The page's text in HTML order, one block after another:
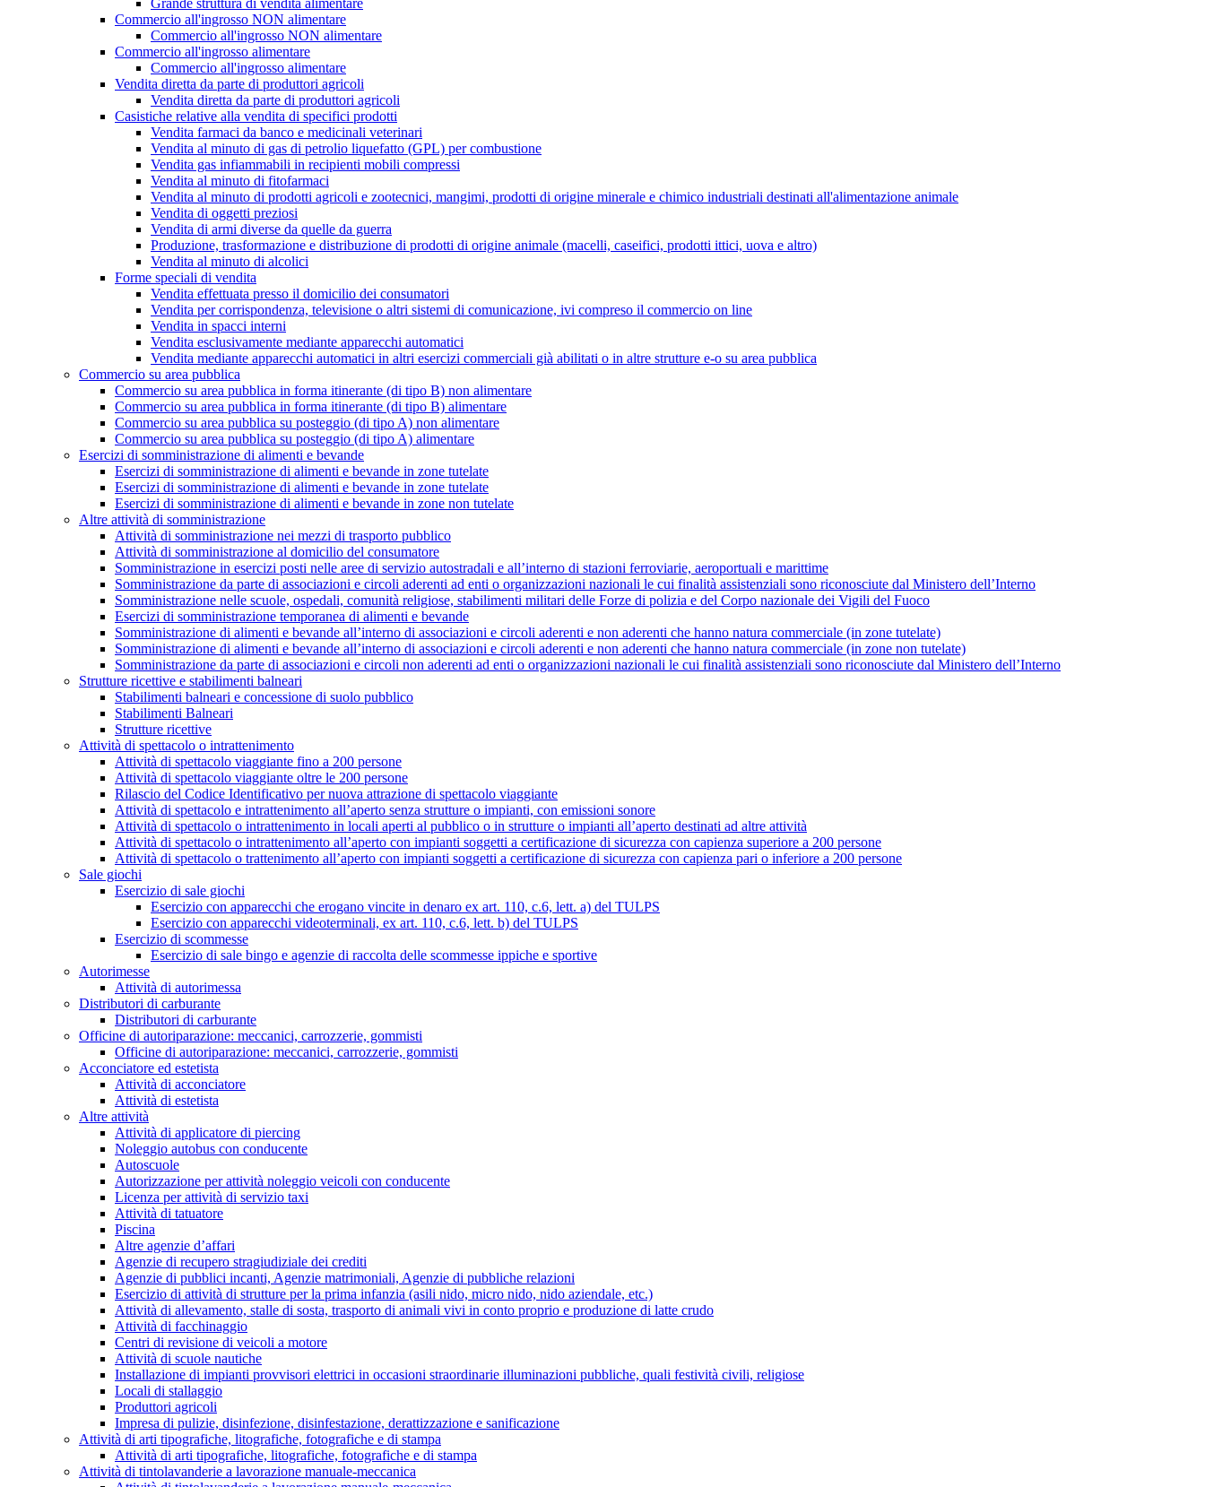
Commercio all'ingrosso NON alimentare
Commercio all'ingrosso NON alimentare
Commercio all'ingrosso alimentare
Commercio all'ingrosso alimentare
Vendita diretta da parte di produttori agricoli
Vendita diretta da parte di produttori agricoli
Casistiche relative alla vendita di specifici prodotti
Vendita farmaci da banco e medicinali veterinari
Vendita al minuto di gas di petrolio liquefatto (GPL) per combustione
Vendita gas infiammabili in recipienti mobili compressi
Vendita al minuto di fitofarmaci
Vendita al minuto di prodotti agricoli e zootecnici, mangimi, prodotti di origine minerale e chimico industriali destinati all'alimentazione animale
Vendita di oggetti preziosi
Vendita di armi diverse da quelle da guerra
Produzione, trasformazione e distribuzione di prodotti di origine animale (macelli, caseifici, prodotti ittici, uova e altro)
Vendita al minuto di alcolici
Forme speciali di vendita
Vendita effettuata presso il domicilio dei consumatori
Vendita per corrispondenza, televisione o altri sistemi di comunicazione, ivi compreso il commercio on line
Vendita in spacci interni
Vendita esclusivamente mediante apparecchi automatici
Vendita mediante apparecchi automatici in altri esercizi commerciali già abilitati o in altre strutture e-o su area pubblica
Commercio su area pubblica
Commercio su area pubblica in forma itinerante (di tipo B) non alimentare
Commercio su area pubblica in forma itinerante (di tipo B) alimentare
Commercio su area pubblica su posteggio (di tipo A) non alimentare
Commercio su area pubblica su posteggio (di tipo A) alimentare
Esercizi di somministrazione di alimenti e bevande
Esercizi di somministrazione di alimenti e bevande in zone tutelate
Esercizi di somministrazione di alimenti e bevande in zone tutelate
Esercizi di somministrazione di alimenti e bevande in zone non tutelate
Altre attività di somministrazione
Attività di somministrazione nei mezzi di trasporto pubblico
Attività di somministrazione al domicilio del consumatore
Somministrazione in esercizi posti nelle aree di servizio autostradali e all’interno di stazioni ferroviarie, aeroportuali e marittime
Somministrazione da parte di associazioni e circoli aderenti ad enti o organizzazioni nazionali le cui finalità assistenziali sono riconosciute dal Ministero dell’Interno
Somministrazione nelle scuole, ospedali, comunità religiose, stabilimenti militari delle Forze di polizia e del Corpo nazionale dei Vigili del Fuoco
Esercizi di somministrazione temporanea di alimenti e bevande
Somministrazione di alimenti e bevande all’interno di associazioni e circoli aderenti e non aderenti che hanno natura commerciale (in zone tutelate)
Somministrazione di alimenti e bevande all’interno di associazioni e circoli aderenti e non aderenti che hanno natura commerciale (in zone non tutelate)
Somministrazione da parte di associazioni e circoli non aderenti ad enti o organizzazioni nazionali le cui finalità assistenziali sono riconosciute dal Ministero dell’Interno
Strutture ricettive e stabilimenti balneari
Stabilimenti balneari e concessione di suolo pubblico
Stabilimenti Balneari
Strutture ricettive
Attività di spettacolo o intrattenimento
Attività di spettacolo viaggiante fino a 200 persone
Attività di spettacolo viaggiante oltre le 200 persone
Rilascio del Codice Identificativo per nuova attrazione di spettacolo viaggiante
Attività di spettacolo e intrattenimento all’aperto senza strutture o impianti, con emissioni sonore
Attività di spettacolo o intrattenimento in locali aperti al pubblico o in strutture o impianti all’aperto destinati ad altre attività
Attività di spettacolo o intrattenimento all’aperto con impianti soggetti a certificazione di sicurezza con capienza superiore a 200 persone
Attività di spettacolo o trattenimento all’aperto con impianti soggetti a certificazione di sicurezza con capienza pari o inferiore a 200 persone
Sale giochi
Esercizio di sale giochi
Esercizio con apparecchi che erogano vincite in denaro ex art. 110, c.6, lett. a) del TULPS
Esercizio con apparecchi videoterminali, ex art. 110, c.6, lett. b) del TULPS
Esercizio di scommesse
Esercizio di sale bingo e agenzie di raccolta delle scommesse ippiche e sportive
Autorimesse
Attività di autorimessa
Distributori di carburante
Distributori di carburante
Officine di autoriparazione: meccanici, carrozzerie, gommisti
Officine di autoriparazione: meccanici, carrozzerie, gommisti
Acconciatore ed estetista
Attività di acconciatore
Attività di estetista
Altre attività
Attività di applicatore di piercing
Noleggio autobus con conducente
Autoscuole
Autorizzazione per attività noleggio veicoli con conducente
Licenza per attività di servizio taxi
Attività di tatuatore
Piscina
Altre agenzie d’affari
Agenzie di recupero stragiudiziale dei crediti
Agenzie di pubblici incanti, Agenzie matrimoniali, Agenzie di pubbliche relazioni
Esercizio di attività di strutture per la prima infanzia (asili nido, micro nido, nido aziendale, etc.)
Attività di allevamento, stalle di sosta, trasporto di animali vivi in conto proprio e produzione di latte crudo
Attività di facchinaggio
Centri di revisione di veicoli a motore
Attività di scuole nautiche
Installazione di impianti provvisori elettrici in occasioni straordinarie illuminazioni pubbliche, quali festività civili, religiose
Locali di stallaggio
Produttori agricoli
Impresa di pulizie, disinfezione, disinfestazione, derattizzazione e sanificazione
Attività di arti tipografiche, litografiche, fotografiche e di stampa
Attività di arti tipografiche, litografiche, fotografiche e di stampa
Attività di tintolavanderie a lavorazione manuale-meccanica